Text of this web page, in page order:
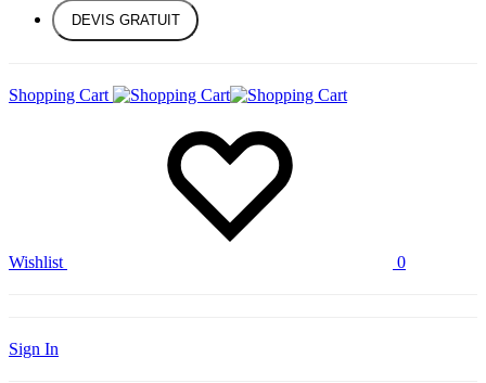
DEVIS GRATUIT
Shopping Cart
Wishlist 0
Sign In